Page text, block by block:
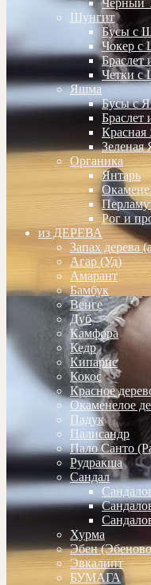
Черный
Шунгит
Бусы с
Чокер с
Браслет
Четки с
Яшма
Бусы с
Органика
Янтарь
Рог и
из ДЕРЕВА
Запах дерева
Агар (Уд)
Амарант
Бамбук
Венге
Дуб
Камфора
Кедр
Кипарис
Кокос
Красное
Окаменелое
Падук
Палисандр
Пало Санто
Рудракша
Сандал
Хурма
Эбен
Эвкалипт
БУМАГА